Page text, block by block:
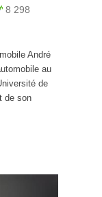
8 298
André
au
de
de son